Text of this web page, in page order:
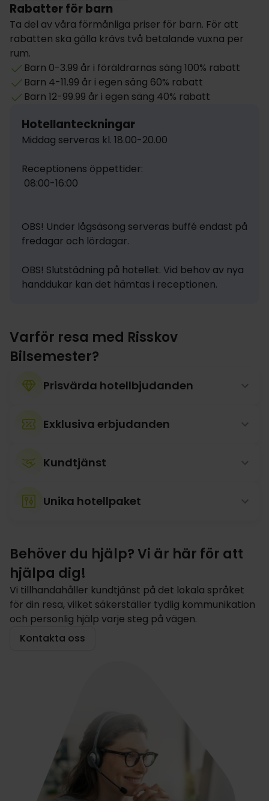
Rabatter för barn
Ta del av våra förmånliga priser för barn. För att
rabatten ska gälla krävs två betalande vuxna per
rum.
Barn 0-3.99 år i föräldrarnas säng 100% rabatt
Barn 4-11.99 år i egen säng 60% rabatt
Barn 12-99.99 år i egen säng 40% rabatt
Hotellanteckningar
Middag serveras kl. 18.00-20.00
Receptionens öppettider:
OBS! Under lågsäsong serveras buffé endast på
fredagar och lördagar.
OBS! Slutstädning på hotellet. Vid behov av nya
handdukar kan det hämtas i receptionen.
Varför resa med Risskov
Bilsemester?
Prisvärda hotellbjudanden
Exklusiva erbjudanden
Kundtjänst
Unika hotellpaket
Behöver du hjälp? Vi är här för att
hjälpa dig!
Vi tillhandahåller kundtjänst på det lokala språket
för din resa, vilket säkerställer tydlig kommunikation
och personlig hjälp varje steg på vägen.
Kontakta oss